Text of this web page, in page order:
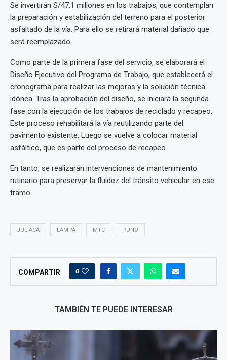
Se invertirán S/47.1 millones en los trabajos, que contemplan
la preparación y estabilización del terreno para el posterior
asfaltado de la vía. Para ello se retirará material dañado que
será reemplazado.
Como parte de la primera fase del servicio, se elaborará el
Diseño Ejecutivo del Programa de Trabajo, que establecerá el
cronograma para realizar las mejoras y la solución técnica
idónea. Tras la aprobación del diseño, se iniciará la segunda
fase con la ejecución de los trabajos de reciclado y recapeo.
Este proceso rehabilitará la vía reutilizando parte del
pavimento existente. Luego se vuelve a colocar material
asfáltico, que es parte del proceso de recapeo.
En tanto, se realizarán intervenciones de mantenimiento
rutinario para preservar la fluidez del tránsito vehicular en ese
tramo.
JULIACA LAMPA MTC PUNO
COMPARTIR 0
TAMBIÉN TE PUEDE INTERESAR